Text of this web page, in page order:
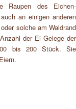
Raupen des Eichen-
an einigen anderen
solche am Waldrand
der Ei Gelege der
bis 200 Stück. Sie